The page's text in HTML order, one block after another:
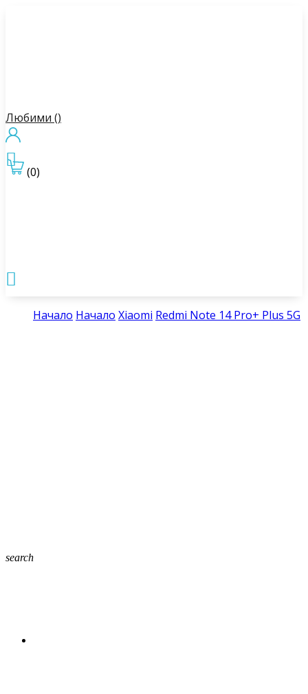
Любими ()
(0)


Начало Начало Xiaomi Redmi Note 14 Pro+ Plus 5G
search